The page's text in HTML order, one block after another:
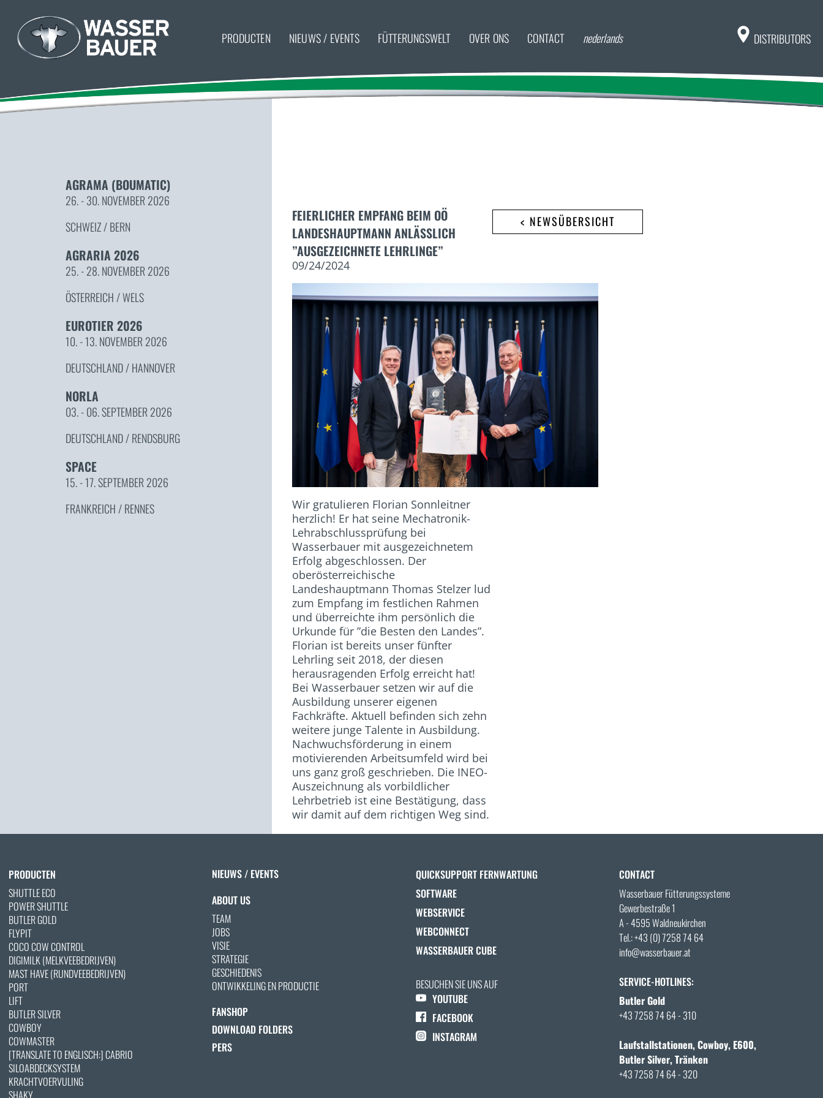
PRODUCTEN NIEUWS / EVENTS FÜTTERUNGSWELT OVER ONS CONTACT nederlands DISTRIBUTORS
AGRAMA (BOUMATIC)
26. - 30. NOVEMBER 2026
SCHWEIZ / BERN
AGRARIA 2026
25. - 28. NOVEMBER 2026
ÖSTERREICH / WELS
EUROTIER 2026
10. - 13. NOVEMBER 2026
DEUTSCHLAND / HANNOVER
NORLA
03. - 06. SEPTEMBER 2026
DEUTSCHLAND / RENDSBURG
SPACE
15. - 17. SEPTEMBER 2026
FRANKREICH / RENNES
FEIERLICHER EMPFANG BEIM OÖ
LANDESHAUPTMANN ANLÄSSLICH
”AUSGEZEICHNETE LEHRLINGE”
09/24/2024
Wir gratulieren Florian Sonnleitner
herzlich! Er hat seine Mechatronik-
Lehrabschlussprüfung bei
Wasserbauer mit ausgezeichnetem
Erfolg abgeschlossen. Der
oberösterreichische
Landeshauptmann Thomas Stelzer lud
zum Empfang im festlichen Rahmen
und überreichte ihm persönlich die
Urkunde für ”die Besten den Landes”.
Florian ist bereits unser fünfter
Lehrling seit 2018, der diesen
herausragenden Erfolg erreicht hat!
Bei Wasserbauer setzen wir auf die
Ausbildung unserer eigenen
Fachkräfte. Aktuell befinden sich zehn
weitere junge Talente in Ausbildung.
Nachwuchsförderung in einem
motivierenden Arbeitsumfeld wird bei
uns ganz groß geschrieben. Die INEO-
Auszeichnung als vorbildlicher
Lehrbetrieb ist eine Bestätigung, dass
wir damit auf dem richtigen Weg sind.
< NEWSÜBERSICHT
PRODUCTEN
SHUTTLE ECO
POWER SHUTTLE
BUTLER GOLD
FLYPIT
COCO COW CONTROL
DIGIMILK (MELKVEEBEDRIJVEN)
MAST HAVE (RUNDVEEBEDRIJVEN)
PORT
LIFT
BUTLER SILVER
COWBOY
COWMASTER
[TRANSLATE TO ENGLISCH:] CABRIO
SILOABDECKSYSTEM
KRACHTVOERVULING
SHAKY
NIEUWS / EVENTS
ABOUT US
TEAM
JOBS
VISIE
STRATEGIE
GESCHIEDENIS
ONTWIKKELING EN PRODUCTIE
FANSHOP
DOWNLOAD FOLDERS
PERS
QUICKSUPPORT FERNWARTUNG
SOFTWARE
WEBSERVICE
WEBCONNECT
WASSERBAUER CUBE
BESUCHEN SIE UNS AUF
YOUTUBE
FACEBOOK
INSTAGRAM
CONTACT
Wasserbauer Fütterungssysteme
Gewerbestraße 1
A - 4595 Waldneukirchen
Tel.:+43 (0) 7258 74 64
info@wasserbauer.at
SERVICE-HOTLINES:
Butler Gold
+43 7258 74 64 - 310
Laufstallstationen, Cowboy, E600,
Butler Silver, Tränken
+43 7258 74 64 - 320